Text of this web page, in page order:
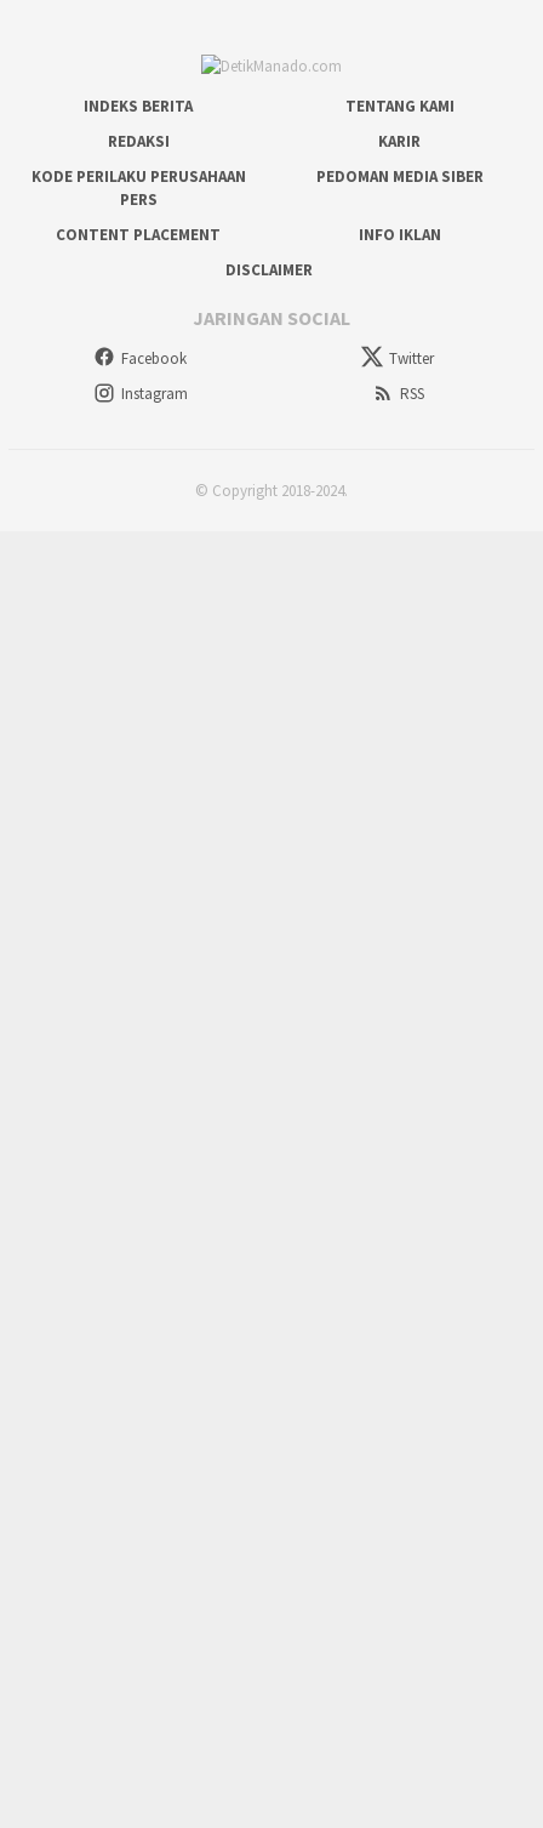
INDEKS BERITA
TENTANG KAMI
REDAKSI
KARIR
KODE PERILAKU PERUSAHAAN
PERS
PEDOMAN MEDIA SIBER
CONTENT PLACEMENT
INFO IKLAN
DISCLAIMER
JARINGAN SOCIAL
Facebook
Twitter
Instagram
RSS
© Copyright 2018-2024.